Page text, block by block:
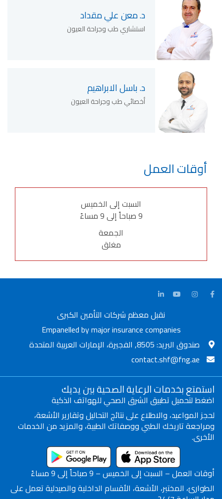
د. معن علي مقداد
استشاري طب وجراحة العيون
د. باسل الابراهيم
أخصائي طب وجراحة العيون
أوقات العمل
السبت إلى الخميس
9 صباحاً إلى 9 مساءً
الجمعة
مغلق
نقبل معظم شركات التأمين الكبرى
Empanelled by major insurance companies
صندوق البريد: 8505, الفجيرة، الإمارات العربية المتحدة
contact.shf@fng.ae
استمتع بخدمات الرعاية الصحية بين يديك
اضغط لتحميل تطبيق الشرق الصحي للهواتف الذكية
لحجز المواعيد، والاطلاع على نتائج التحاليل وتقارير الأشعة،
ومراجعة تاريخك الطبي ووصفاتك الطبية، والمزيد من الخدمات
الأخرى.
أوقات العمل – السبت إلى الخميس – 9 صباحاً إلى 9 مساءً
الطوارئ، المختبر، الأشعة، الأقسام الداخلية والصيدلية تعمل على